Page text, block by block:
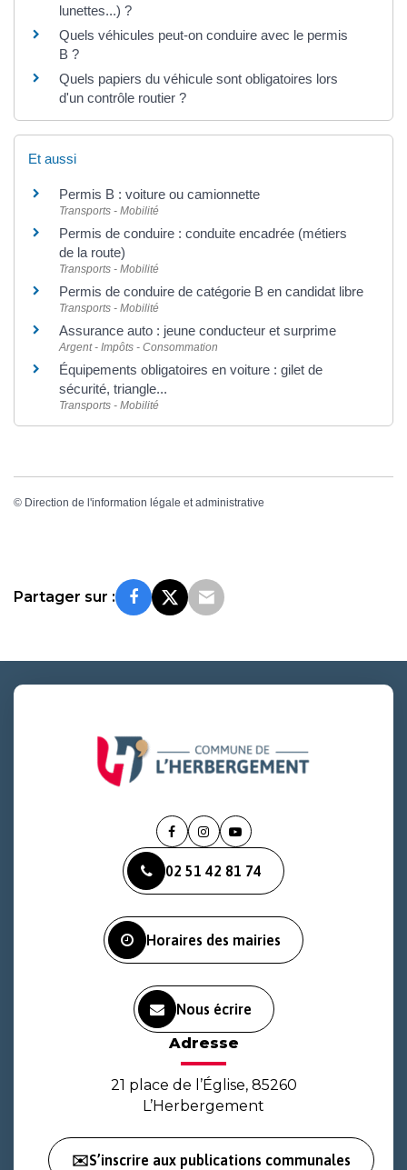
lunettes...) ?
Quels véhicules peut-on conduire avec le permis
B ?
Quels papiers du véhicule sont obligatoires lors
d'un contrôle routier ?
Et aussi
Permis B : voiture ou camionnette
Transports - Mobilité
Permis de conduire : conduite encadrée (métiers
de la route)
Transports - Mobilité
Permis de conduire de catégorie B en candidat libre
Transports - Mobilité
Assurance auto : jeune conducteur et surprime
Argent - Impôts - Consommation
Équipements obligatoires en voiture : gilet de
sécurité, triangle...
Transports - Mobilité
© Direction de l'information légale et administrative
Partager sur :
Lien
le
compte
Lien
le
compte
Lien
la
chaîne
02 51 42 81 74
Horaires des mairies
Nous écrire
Adresse
21 place de l’Église, 85260
L’Herbergement
✉️S’inscrire aux publications communales